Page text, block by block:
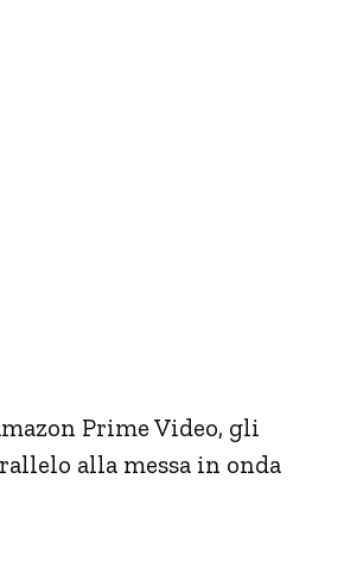
Prime Video, gli
alla messa in onda